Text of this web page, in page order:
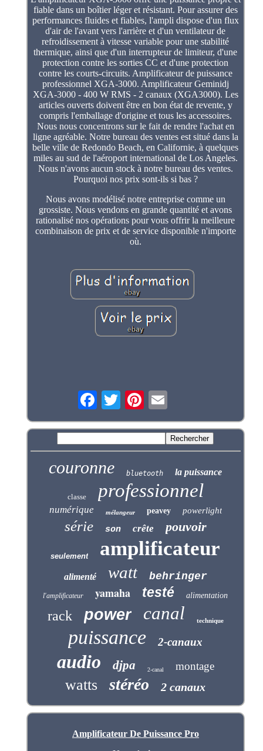
fiable dans un boîtier léger et résistant. Pour assurer des
performances fluides et fiables, l'ampli dispose d'un flux
d'air de l'avant vers l'arrière et d'un ventilateur de
refroidissement à vitesse variable pour une stabilité
thermique, ainsi que d'un interrupteur de limiteur, d'une
protection contre les sorties CC et d'une protection
contre les courts-circuits. Amplificateur de puissance
professionnel XGA-3000. Amplificateur Geminidj
XGA-3000 - 400 W RMS - 2 canaux (XGA3000). Les
articles ouverts doivent être en bon état de revente, y
compris l'emballage d'origine et tous les accessoires.
Nous nous concentrons sur le fait de rendre l'achat en
ligne agréable. Notre bureau des ventes est situé dans la
belle ville de Redondo Beach, en Californie, à quelques
miles au sud de l'aéroport international de Los Angeles.
Nous n'avons aucun stock à notre bureau des ventes.
Pourquoi nos prix sont-ils si bas ?
Nous avons modélisé notre entreprise comme un
grossiste. Nous vendons en grande quantité et avons
rationalisé nos opérations pour vous offrir la meilleure
combinaison de prix et de service disponible n'importe
où.
couronne bluetooth la puissance
classe professionnel
numérique mélangeur peavey powerlight
série son crête pouvoir
seulement amplificateur
alimenté watt behringer
l'amplificateur yamaha testé alimentation
rack power canal technique
puissance 2-canaux
audio djpa 2-canal montage
watts stéréo 2 canaux
Amplificateur De Puissance Pro